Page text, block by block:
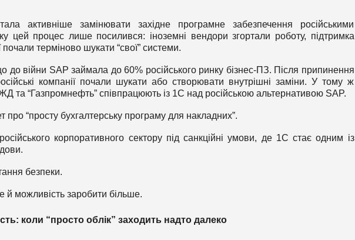
активніше замінювати західне програмне забезпечення російськими
цей процес лише посилився: іноземні вендори згортали роботу, підтримка
почали терміново шукати “свої” системи.
до війни SAP займала до 60% російського ринку бізнес-ПЗ. Після припинення
компанії почали шукати або створювати внутрішні заміни. У тому ж
та “Газпромнефть” співпрацюють із 1С над російською альтернативою SAP.
“просту бухгалтерську програму для накладних”.
корпоративного сектору під санкційні умови, де 1С стає одним із
безпеки.
й можливість заробити більше.
коли “просто облік” заходить надто далеко